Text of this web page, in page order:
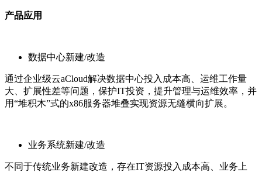
产品应用
数据中心新建/改造
通过企业级云aCloud解决数据中心投入成本高、运维工作量
大、扩展性差等问题，保护IT投资，提升管理与运维效率，并
用“堆积木”式的x86服务器堆叠实现资源无缝横向扩展。
业务系统新建/改造
不同于传统业务新建改造，存在IT资源投入成本高、业务上